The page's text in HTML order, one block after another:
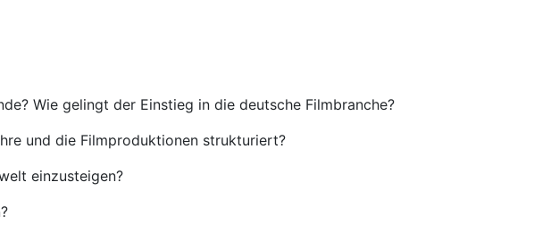
Wie gelingt der Einstieg in die deutsche Filmbranche?
und die Filmproduktionen strukturiert?
einzusteigen?